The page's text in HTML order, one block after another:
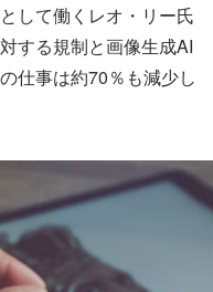
して働くレオ・リー氏
する規制と画像生成AI
仕事は約70％も減少し